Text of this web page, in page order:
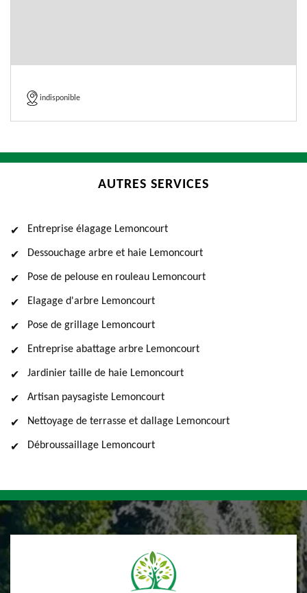
indisponible
AUTRES SERVICES
Entreprise élagage Lemoncourt
Dessouchage arbre et haie Lemoncourt
Pose de pelouse en rouleau Lemoncourt
Elagage d'arbre Lemoncourt
Pose de grillage Lemoncourt
Entreprise abattage arbre Lemoncourt
Jardinier taille de haie Lemoncourt
Artisan paysagiste Lemoncourt
Nettoyage de terrasse et dallage Lemoncourt
Débroussaillage Lemoncourt